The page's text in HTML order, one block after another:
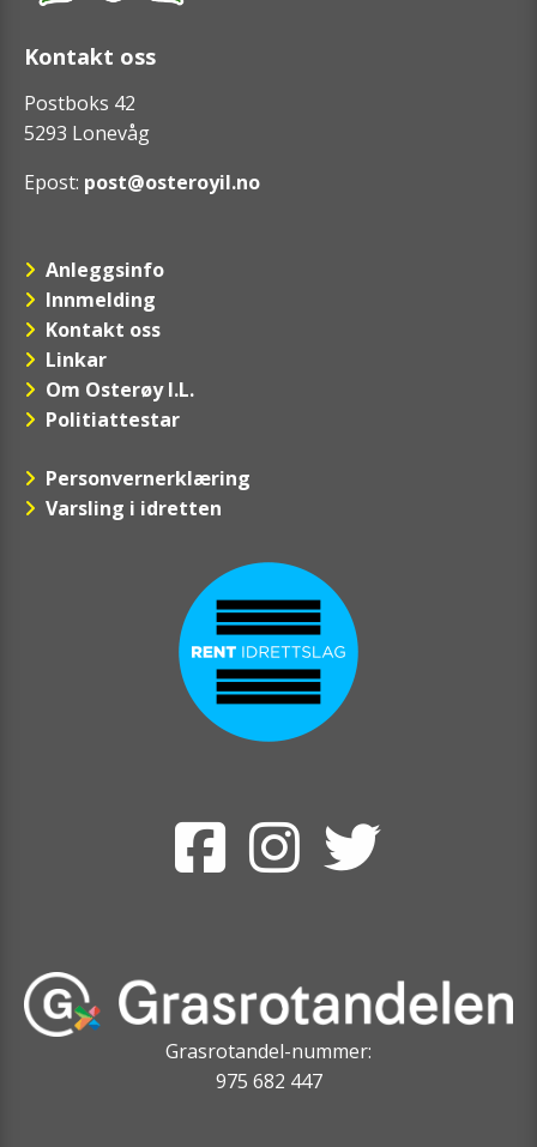
Kontakt oss
Postboks 42
5293 Lonevåg
Epost: post@osteroyil.no
Anleggsinfo
Innmelding
Kontakt oss
Linkar
Om Osterøy I.L.
Politiattestar
Personvernerklæring
Varsling i idretten
Grasrotandel-nummer:
975 682 447